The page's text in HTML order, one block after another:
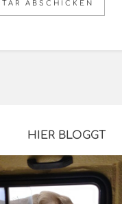
HIER BLOGGT